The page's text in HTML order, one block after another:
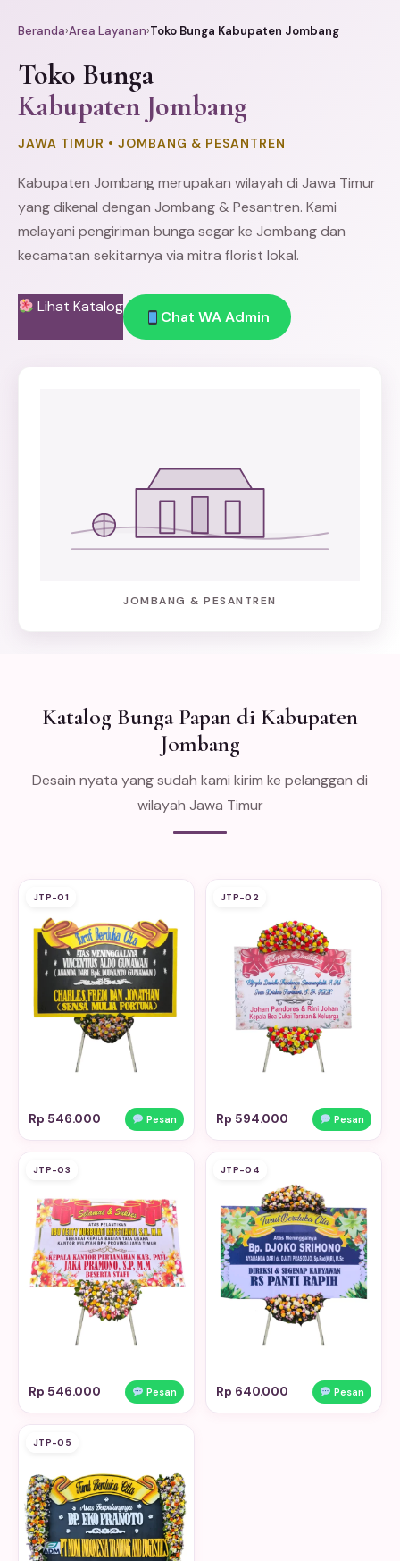
Beranda›Area Layanan›Toko Bunga Kabupaten Jombang
Toko Bunga
Kabupaten Jombang
JAWA TIMUR • JOMBANG & PESANTREN
Kabupaten Jombang merupakan wilayah di Jawa Timur
yang dikenal dengan Jombang & Pesantren. Kami
melayani pengiriman bunga segar ke Jombang dan
kecamatan sekitarnya via mitra florist lokal.
Lihat Katalog
Chat WA Admin
JOMBANG & PESANTREN
Katalog Bunga Papan di Kabupaten
Jombang
Desain nyata yang sudah kami kirim ke pelanggan di
wilayah Jawa Timur
JTP-01
Rp 546.000 Pesan
JTP-02
Rp 594.000 Pesan
JTP-03
Rp 546.000 Pesan
JTP-04
Rp 640.000 Pesan
JTP-05